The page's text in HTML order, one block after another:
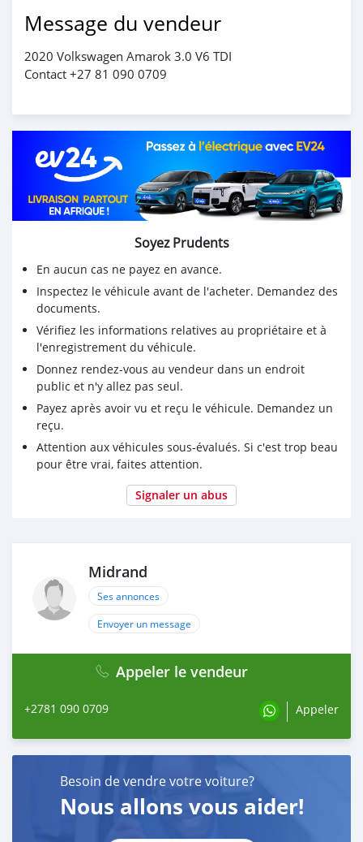
Message du vendeur
2020 Volkswagen Amarok 3.0 V6 TDI
Contact +27 81 090 0709
Soyez Prudents
En aucun cas ne payez en avance.
Inspectez le véhicule avant de l'acheter. Demandez des
documents.
Vérifiez les informations relatives au propriétaire et à
l'enregistrement du véhicule.
Donnez rendez-vous au vendeur dans un endroit
public et n'y allez pas seul.
Payez après avoir vu et reçu le véhicule. Demandez un
reçu.
Attention aux véhicules sous-évalués. Si c'est trop beau
pour être vrai, faites attention.
Signaler un abus
Midrand
Ses annonces
Envoyer un message
Appeler le vendeur
+2781 090 0709 Appeler
Besoin de vendre votre voiture?
Nous allons vous aider!